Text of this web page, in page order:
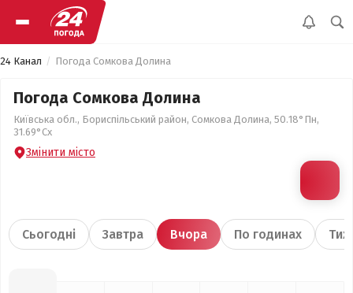
24 Канал Погода Сомкова Долина
Погода Сомкова Долина
Київська обл., Бориспільський район, Сомкова Долина, 50.18°Пн,
31.69°Сх
Змінити місто
Сьогодні Завтра Вчора По годинах